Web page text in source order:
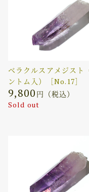
ベラクルスアメジスト
ントム入）［No.17］
9,800 円（税込）
Sold out